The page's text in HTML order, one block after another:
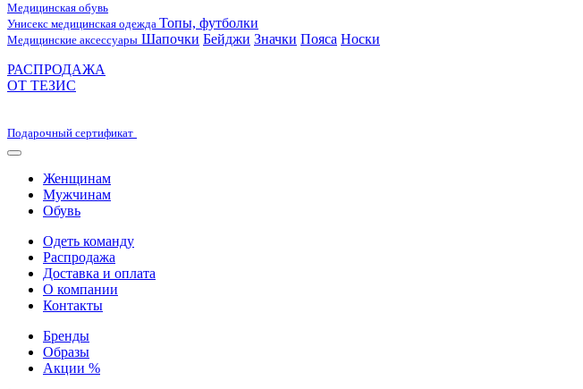
Медицинская обувь
Унисекс медицинская одежда Топы, футболки
Медицинские аксессуары Шапочки Бейджи Значки Пояса Носки
РАСПРОДАЖА
ОТ ТЕЗИС
Подарочный сертификат
Женщинам
Мужчинам
Обувь
Одеть команду
Распродажа
Доставка и оплата
О компании
Контакты
Бренды
Образы
Акции %